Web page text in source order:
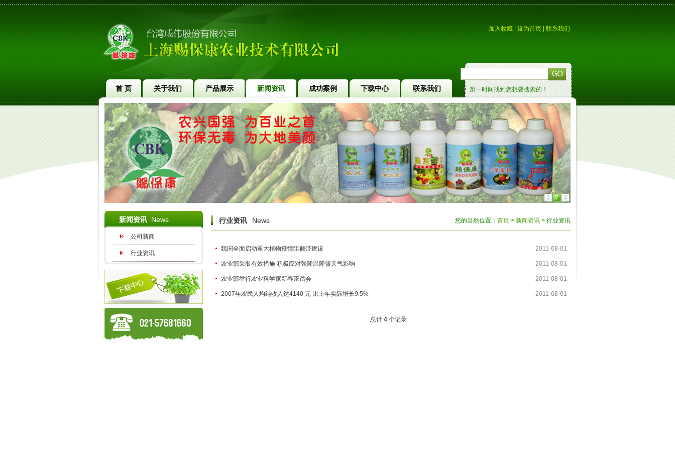
加入收藏 设为首页 联系我们
首 页 关于我们 产品展示 新闻资讯 成功案例 下载中心 联系我们 第一时间找到您想要搜索的！
1 2 3
新闻资讯 News
公司新闻
行业资讯
行业资讯 News 您的当然位置： 首页 > 新闻资讯 > 行业资讯
我国全面启动重大植物疫情阻截带建设 2011-08-01
农业部采取有效措施 积极应对强降温降雪天气影响 2011-08-01
农业部举行农业科学家新春茶话会 2011-08-01
2007年农民人均纯收入达4140 元 比上年实际增长9.5% 2011-08-01
总计 4个记录